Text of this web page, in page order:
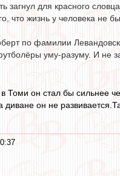
загнул для красного
что жизнь у человека не
по фамилии
уму-разуму. И не
Томи он стал бы сильнее
диване он не